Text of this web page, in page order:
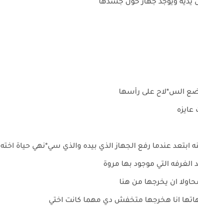
يديه ويوجد جهاز حول جسدها
الس*لاح على رأسها
عندما رفع الجهاز الذي بيده والذي سي*نهي حياة اخته
التي موجود بها مروة
ان يخرجها من هنا
انا هخرجها متخفش دي مهما كانت اختي